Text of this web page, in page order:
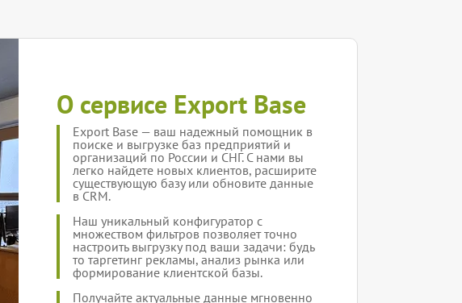
О сервисе Export Base
Export Base — ваш надежный помощник в
поиске и выгрузке баз предприятий и
организаций по России и СНГ. С нами вы
легко найдете новых клиентов, расширите
существующую базу или обновите данные
в CRM.
Наш уникальный конфигуратор с
множеством фильтров позволяет точно
настроить выгрузку под ваши задачи: будь
то таргетинг рекламы, анализ рынка или
формирование клиентской базы.
Получайте актуальные данные мгновенно